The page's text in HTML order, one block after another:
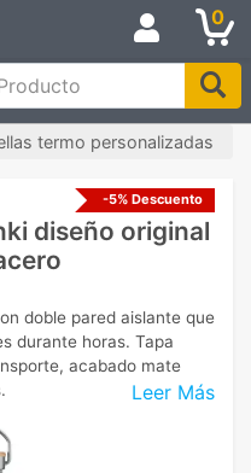
0
termo personalizadas
-5% Descuento
diseño original
Leer Más
doble pared aislante que
durante horas. Tapa
acabado mate